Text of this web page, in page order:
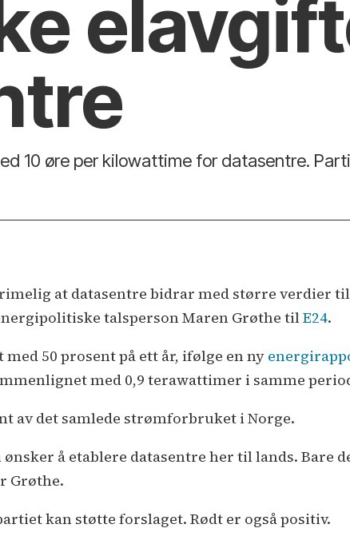
10 øre per kilowattime for datasentre.
at datasentre bidrar med større verdier
talsperson Maren Grøthe tilE24.
50 prosent på ett år, ifølge en ny
med 0,9 terawattimer i samme
av det samlede strømforbruket i Norge.
ønsker å etablere datasentre her til lands. Bare
Grøthe.
kan støtte forslaget. Rødt er også positiv.